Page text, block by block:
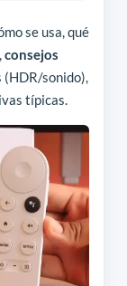
se usa, qué
consejos
(HDR/sonido),
típicas.